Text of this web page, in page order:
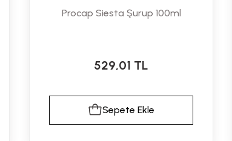
Procap Siesta Şurup 100ml
529,01 TL
Sepete Ekle